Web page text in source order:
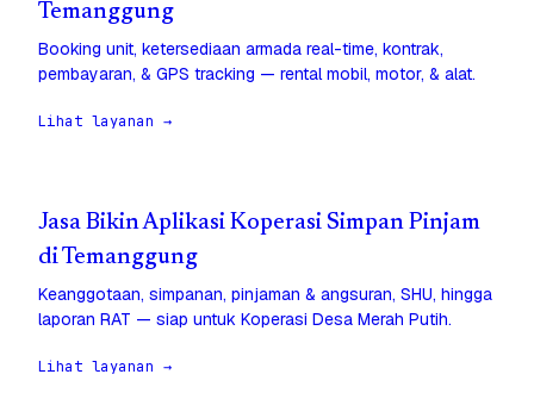
Temanggung
Booking unit, ketersediaan armada real-time, kontrak,
pembayaran, & GPS tracking — rental mobil, motor, & alat.
Lihat layanan →
Jasa Bikin Aplikasi Koperasi Simpan Pinjam
di Temanggung
Keanggotaan, simpanan, pinjaman & angsuran, SHU, hingga
laporan RAT — siap untuk Koperasi Desa Merah Putih.
Lihat layanan →